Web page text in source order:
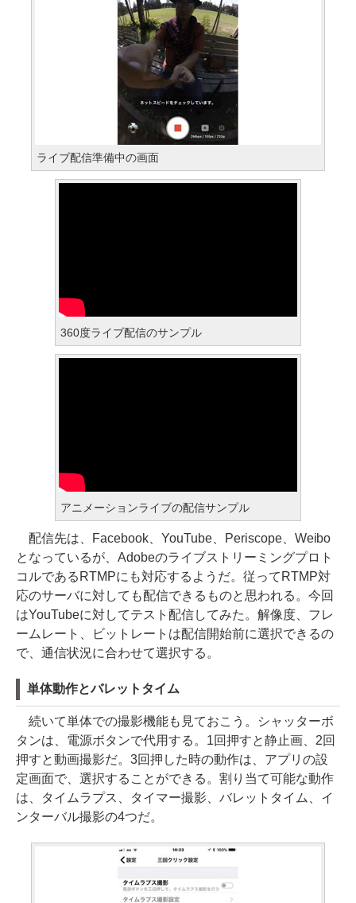
ライブ配信準備中の画面
360度ライブ配信のサンプル
アニメーションライブの配信サンプル
配信先は、Facebook、YouTube、Periscope、Weibo
となっているが、Adobeのライブストリーミングプロト
コルであるRTMPにも対応するようだ。従ってRTMP対
応のサーバに対しても配信できるものと思われる。今回
はYouTubeに対してテスト配信してみた。解像度、フレ
ームレート、ビットレートは配信開始前に選択できるの
で、通信状況に合わせて選択する。
単体動作とバレットタイム
続いて単体での撮影機能も見ておこう。シャッターボ
タンは、電源ボタンで代用する。1回押すと静止画、2回
押すと動画撮影だ。3回押した時の動作は、アプリの設
定画面で、選択することができる。割り当て可能な動作
は、タイムラプス、タイマー撮影、バレットタイム、イ
ンターバル撮影の4つだ。